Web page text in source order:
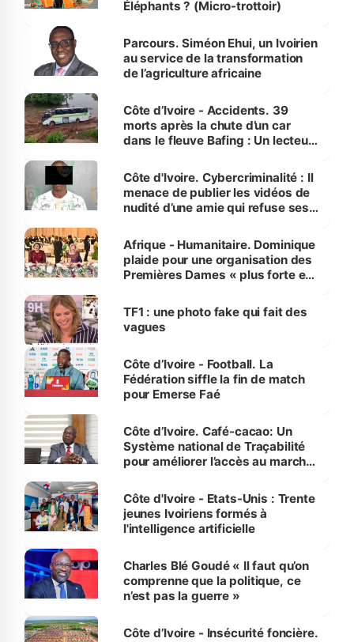
Éléphants ? (Micro-trottoir)
Parcours. Siméon Ehui, un Ivoirien
au service de la transformation
de l’agriculture africaine
Côte d’Ivoire - Accidents. 39
morts après la chute d’un car
dans le fleuve Bafing : Un lecteur
des Transports
Côte d'Ivoire. Cybercriminalité : Il
menace de publier les vidéos de
nudité d’une amie qui refuse ses
Afrique - Humanitaire. Dominique
plaide pour une organisation des
Premières Dames « plus forte et
sur la scène internationale »
TF1 : une photo fake qui fait des
vagues
Côte d’Ivoire - Football. La
Fédération siffle la fin de match
pour Emerse Faé
Côte d’Ivoire. Café-cacao: Un
Système national de Traçabilité
pour améliorer l’accès au marché
Côte d'Ivoire - Etats-Unis : Trente
jeunes Ivoiriens formés à
l'intelligence artificielle
Charles Blé Goudé « Il faut qu’on
comprenne que la politique, ce
n’est pas la guerre »
Côte d’Ivoire - Insécurité foncière.